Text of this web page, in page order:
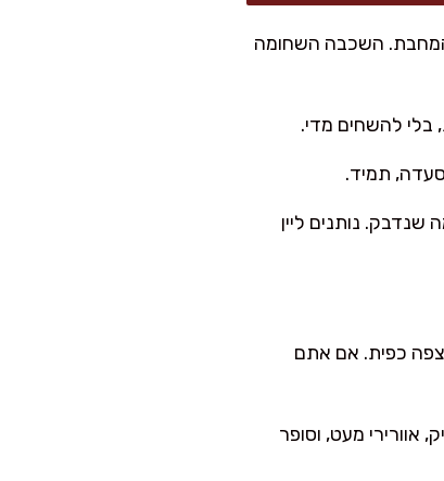
השכבה השחומה
נותנים ליין
סמיך שמצפה כפית. אם אתם
מעט, וסופר